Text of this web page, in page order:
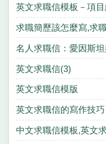
英文求職信模板－項
求職簡歷該怎麼寫,求
名人求職信：愛因斯
英文求職信(3)
英文求職信模版
英文求職信的寫作技巧